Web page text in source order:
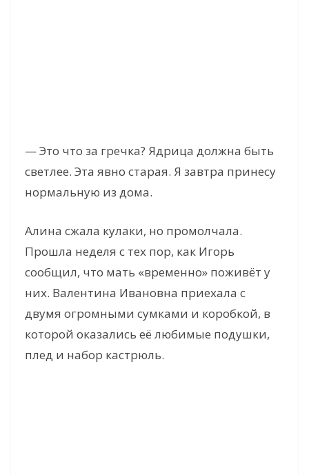
— Это что за гречка? Ядрица должна быть
светлее. Эта явно старая. Я завтра принесу
нормальную из дома.
Алина сжала кулаки, но промолчала.
Прошла неделя с тех пор, как Игорь
сообщил, что мать «временно» поживёт у
них. Валентина Ивановна приехала с
двумя огромными сумками и коробкой, в
которой оказались её любимые подушки,
плед и набор кастрюль.